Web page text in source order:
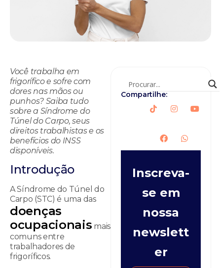
Você trabalha em
frigorífico e sofre com
dores nas mãos ou
punhos? Saiba tudo
sobre a Síndrome do
Túnel do Carpo, seus
direitos trabalhistas e os
benefícios do INSS
disponíveis.
Introdução
A Síndrome do Túnel do
Carpo (STC) é uma das
doenças
ocupacionais mais
comuns entre
trabalhadores de
frigoríficos.
Compartilhe:
Inscreva-
se em
nossa
newslett
er